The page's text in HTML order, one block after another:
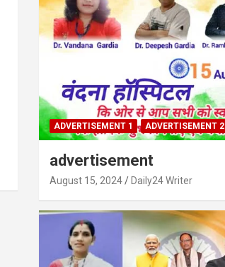
ADVERTISEMENT 1 ADVERTISEMENT 2
advertisement
August 15, 2024 Daily24 Writer